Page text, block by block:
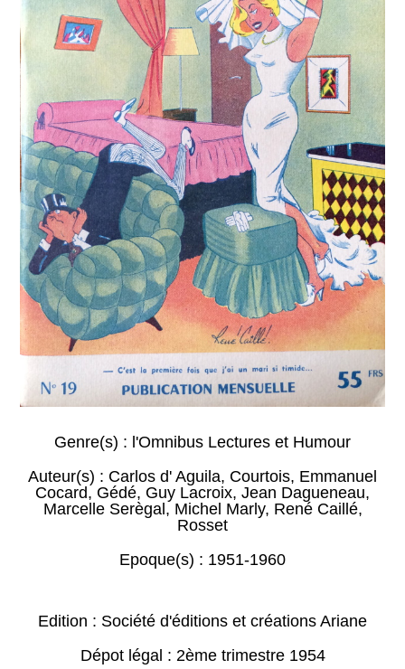
Genre(s) : l'Omnibus Lectures et Humour
Auteur(s) : Carlos d' Aguila, Courtois, Emmanuel
Cocard, Gédé, Guy Lacroix, Jean Dagueneau,
Marcelle Serègal, Michel Marly, René Caillé,
Rosset
Epoque(s) : 1951-1960
Edition : Société d'éditions et créations Ariane
Dépot légal : 2ème trimestre 1954